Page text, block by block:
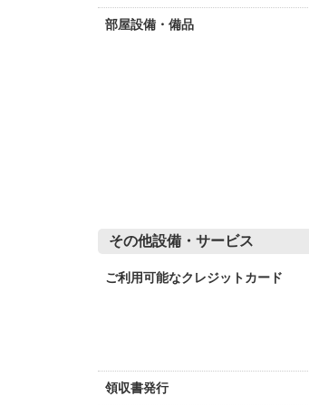
部屋設備・備品
その他設備・サービス
ご利用可能なクレジットカード
領収書発行